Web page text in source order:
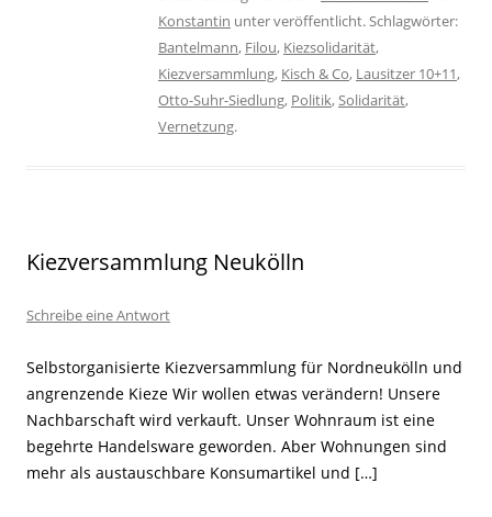
Konstantin unter veröffentlicht. Schlagwörter:
Bantelmann, Filou, Kiezsolidarität,
Kiezversammlung, Kisch & Co, Lausitzer 10+11,
Otto-Suhr-Siedlung, Politik,Solidarität,
Vernetzung.
Kiezversammlung Neukölln
Schreibe eine Antwort
Selbstorganisierte Kiezversammlung für Nordneukölln und
angrenzende Kieze Wir wollen etwas verändern! Unsere
Nachbarschaft wird verkauft. Unser Wohnraum ist eine
begehrte Handelsware geworden. Aber Wohnungen sind
mehr als austauschbare Konsumartikel und […]